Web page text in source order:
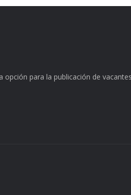
opción para la publicación de